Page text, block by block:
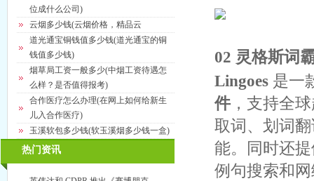
位成什么公司)
云烟多少钱(云烟价格，精品云
道光通宝铜钱值多少钱(道光通宝的铜
钱值多少钱)
烟草局工资一般多少(中烟工资待遇怎
么样？是否值得报考)
合作医疗怎么办理(在网上如何给新生
儿入合作医疗)
玉溪软包多少钱(软玉溪烟多少钱一盒)
热门资讯
02 灵格斯词
Lingoes 是一
件 ，支持全
取词、划词
能。同时还
例句搜索和